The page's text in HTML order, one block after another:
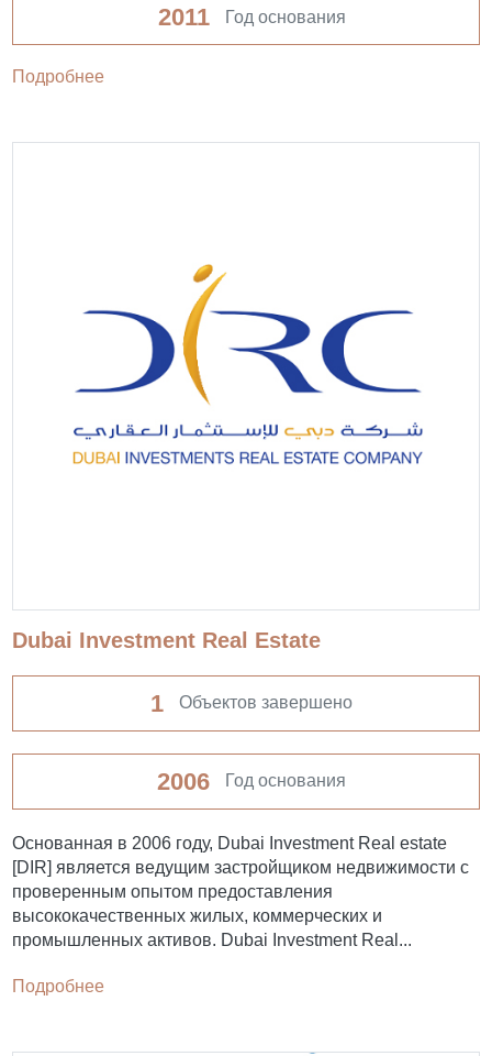
2011 Год основания
Подробнее
Dubai Investment Real Estate
1 Объектов завершено
2006 Год основания
Основанная в 2006 году, Dubai Investment Real estate
[DIR] является ведущим застройщиком недвижимости с
проверенным опытом предоставления
высококачественных жилых, коммерческих и
промышленных активов. Dubai Investment Real...
Подробнее